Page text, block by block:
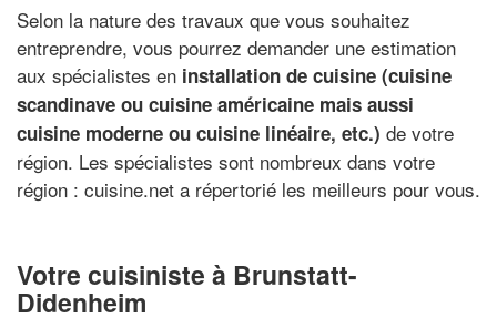
Selon la nature des travaux que vous souhaitez
entreprendre, vous pourrez demander une estimation
aux spécialistes en installation de cuisine (cuisine
scandinave ou cuisine américaine mais aussi
cuisine moderne ou cuisine linéaire, etc.) de votre
région. Les spécialistes sont nombreux dans votre
région : cuisine.net a répertorié les meilleurs pour vous.
Votre cuisiniste à Brunstatt-
Didenheim